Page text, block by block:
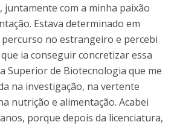
juntamente com a minha paixão
Estava determinado em
no estrangeiro e percebi
ia conseguir concretizar essa
Superior de Biotecnologia que me
na investigação, na vertente
nutrição e alimentação. Acabei
porque depois da licenciatura,